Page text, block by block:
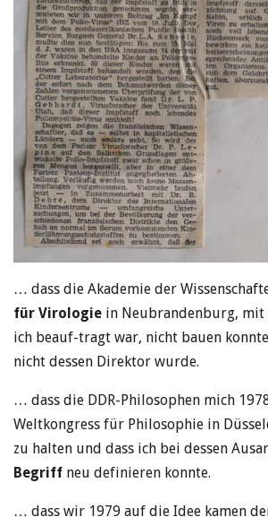
… dass die Akademie der
für Virologie in Neubrandenburg, mit
ich beauf-tragt war, nicht bauen
nicht dessen Direktor wurde.
… dass die DDR-Philosophen mich
Weltkongress für Philosophie in
zu halten und dass ich bei dessen
Begriff neu definieren konnte.
… dass wir 1979 auf die Idee kamen